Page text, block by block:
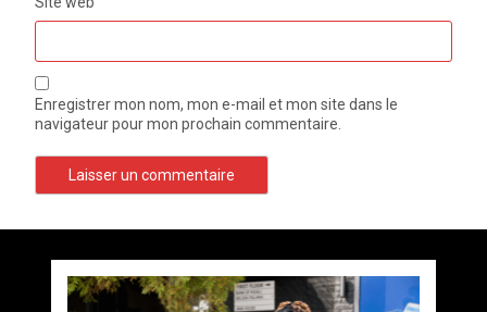
Enregistrer mon nom, mon e-mail et mon site dans le
navigateur pour mon prochain commentaire.